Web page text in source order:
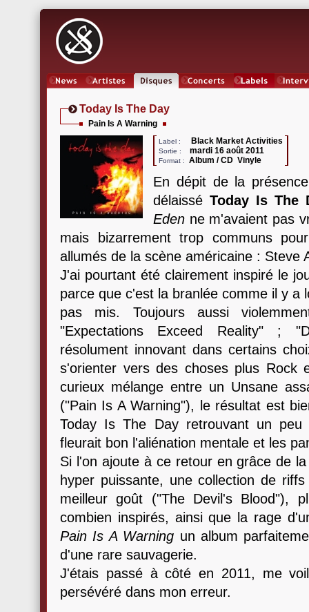
Today Is The Day
Pain Is A Warning
Label : Black Market Activities
Sortie : mardi 16 août 2011
Format : Album / CD Vinyle
En dépit de la
délaissé Today Is The
Eden ne m'avaient pas
mais bizarrement trop communs
allumés de la scène américaine : Steve
J'ai pourtant été clairement inspiré le
parce que c'est la branlée comme il y a
pas mis. Toujours aussi
"Expectations Exceed Reality" ;
résolument innovant dans certains
s'orienter vers des choses plus Rock
curieux mélange entre un Unsane
("Pain Is A Warning"), le résultat est
Today Is The Day retrouvant un
fleurait bon l'aliénation mentale et les
Si l'on ajoute à ce retour en grâce de
hyper puissante, une collection de
meilleur goût ("The Devil's Blood"),
combien inspirés, ainsi que la rage
Pain Is A Warning un album
d'une rare sauvagerie.
J'étais passé à côté en 2011, me
persévéré dans mon erreur.